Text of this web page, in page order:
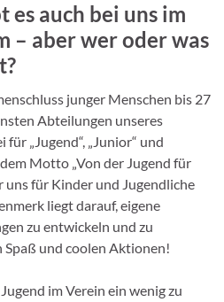
es auch bei uns im
– aber wer oder was
junger Menschen bis 27
Abteilungen unseres
für „Jugend“, „Junior“ und
Motto „Von der Jugend für
uns für Kinder und Jugendliche
liegt darauf, eigene
zu entwickeln und zu
Spaß und coolen Aktionen!
im Verein ein wenig zu